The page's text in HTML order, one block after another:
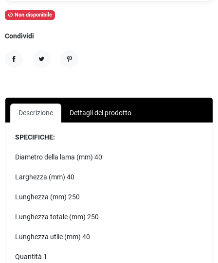
 Non disponibile
Condividi
Descrizione Dettagli del prodotto
SPECIFICHE:
Diametro della lama (mm) 40
Larghezza (mm) 40
Lunghezza (mm) 250
Lunghezza totale (mm) 250
Lunghezza utile (mm) 40
Quantità 1